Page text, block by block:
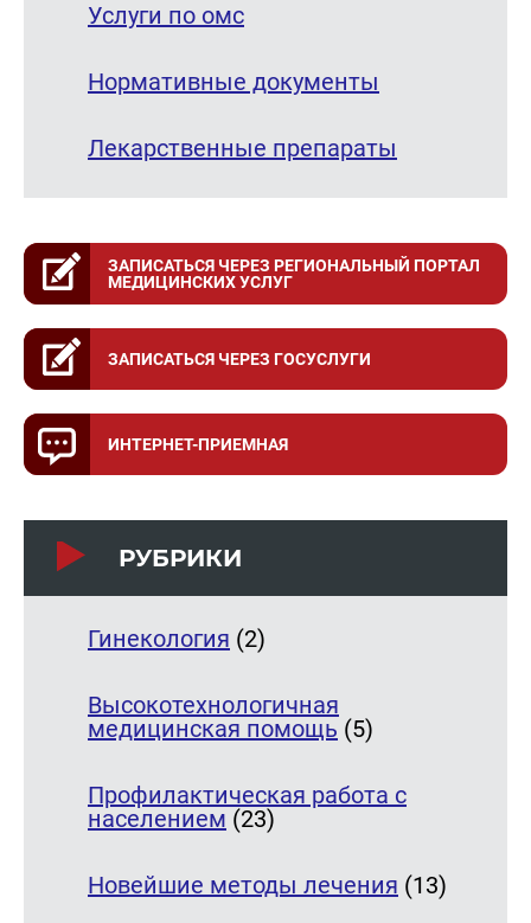
Услуги по омс
Нормативные документы
Лекарственные препараты
ЗАПИСАТЬСЯ ЧЕРЕЗ РЕГИОНАЛЬНЫЙ ПОРТАЛ
МЕДИЦИНСКИХ УСЛУГ
ЗАПИСАТЬСЯ ЧЕРЕЗ ГОСУСЛУГИ
ИНТЕРНЕТ-ПРИЕМНАЯ
РУБРИКИ
Гинекология (2)
Высокотехнологичная
медицинская помощь (5)
Профилактическая работа с
населением (23)
Новейшие методы лечения (13)